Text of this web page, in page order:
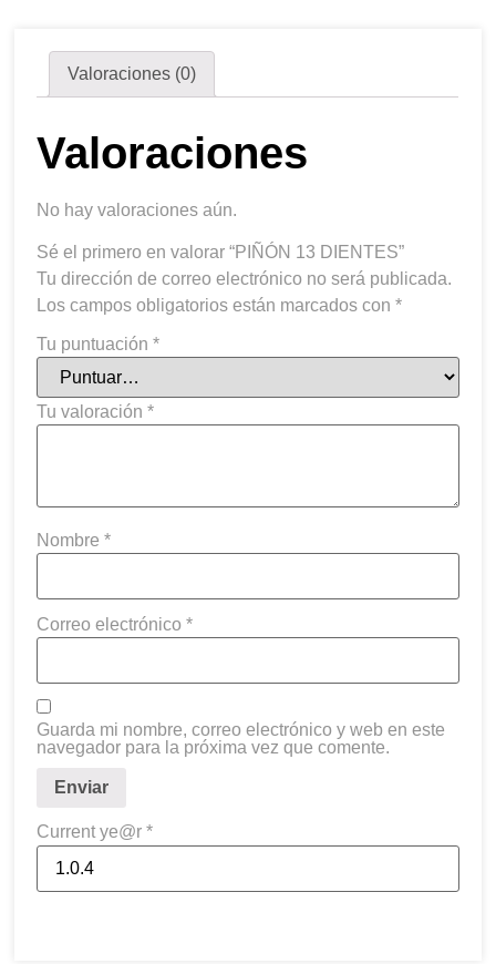
Valoraciones (0)
Valoraciones
No hay valoraciones aún.
Sé el primero en valorar “PIÑÓN 13 DIENTES”
Tu dirección de correo electrónico no será publicada.
Los campos obligatorios están marcados con*
Tu puntuación*
Tu valoración*
Nombre*
Correo electrónico*
Guarda mi nombre, correo electrónico y web en este
navegador para la próxima vez que comente.
Current ye@r*